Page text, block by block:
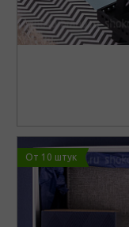
От 10 штук